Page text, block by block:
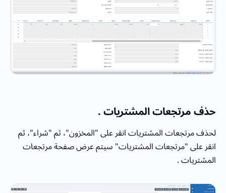
حذف مرتجعات المشتريات .
لحذف مرتجعات المشتريات انقر على "المخزون"، ثم "شراء"، ثم
انقر على "مرتجعات المشتريات" سيتم عرض صفحة مرتجعات
المشتريات .